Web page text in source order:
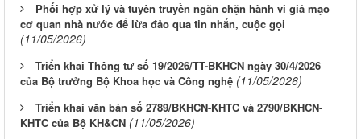
Phối hợp xử lý và tuyên truyền ngăn chặn hành vi giả mạo
cơ quan nhà nước để lừa đảo qua tin nhắn, cuộc gọi
(11/05/2026)
Triển khai Thông tư số 19/2026/TT-BKHCN ngày 30/4/2026
của Bộ trưởng Bộ Khoa học và Công nghệ (11/05/2026)
Triển khai văn bản số 2789/BKHCN-KHTC và 2790/BKHCN-
KHTC của Bộ KH&CN (11/05/2026)